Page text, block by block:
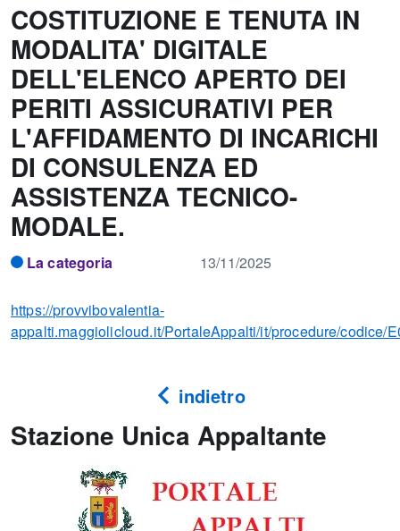
COSTITUZIONE E TENUTA IN
MODALITA' DIGITALE
DELL'ELENCO APERTO DEI
PERITI ASSICURATIVI PER
L'AFFIDAMENTO DI INCARICHI
DI CONSULENZA ED
ASSISTENZA TECNICO-
MODALE.
La categoria 13/11/2025
https://provvibovalentia-
appalti.maggiolicloud.it/PortaleAppalti/it/procedure/codice/
indietro
Stazione Unica Appaltante